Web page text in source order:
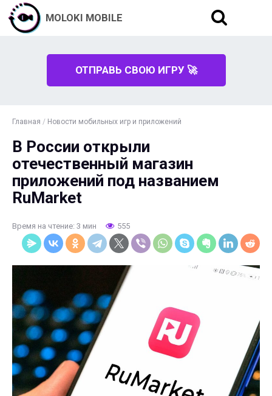
MOLOKI MOBILE
ОТПРАВЬ СВОЮ ИГРУ 🚀
Главная / Новости мобильных игр и приложений
В России открыли
отечественный магазин
приложений под названием
RuMarket
Время на чтение: 3 мин 555